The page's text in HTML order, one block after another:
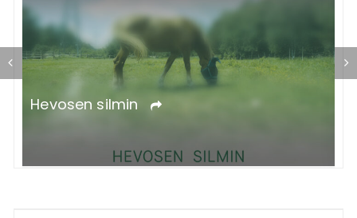
Hevosen silmin